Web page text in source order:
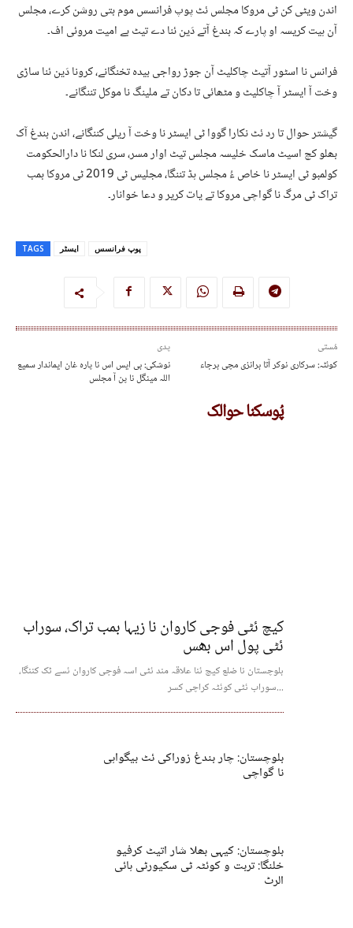
اندن ویٹی کن ٹی مروکا مجلس ئٹ پوپ فرانسس موم بتی روشن کرے، مجلس
آن ہیت کریسہ او پارے کہ بندغ آتے دَین ئنا دے تیٹ بے امیت مروئی اف۔
فرانس نا اسٹور آتیٹ چاکلیٹ آن جوڑ رواجی بیدہ تخنگانے، کرونا دَین ئنا ساڑی
وخت آ ایسٹر آ چاکلیٹ و مٹھائی تا دکان تے ملینگ نا موکل تننگانے۔
گیشتر حوال تا رد ئٹ نکارا گووا ٹی ایسٹر نا وخت آ ریلی کننگانے، اندن بندغ آک
بھلو کچ اسیٹ ماسک خلیسہ مجلس تیٹ اوار مسر، سری لنکا نا دارالحکومت
کولمبو ٹی ایسٹر نا خاص ءُ مجلس ہڈ تننگا، مجلیس ٹی 2019 ٹی مروکا بمب
تراک ٹی مرگ نا گواچی مروکا تے یات کریر و دعا خوانار۔
TAGS ایسٹر پوپ فرانسس
پدی
نوشکی: بی ایس اس نا پارہ غان ایماندار سمیع
اللہ مینگل نا پن آ مجلس
مُستی
کوئٹہ: سرکاری نوکر آتا برانزی مچی برجاء
پُوسکنا حوالک
کیچ ئٹی فوجی کاروان نا زیہا بمب تراک، سوراب
ئٹی پول اس بھس
بلوچستان نا ضلع کیچ ئنا علاقہ مند ئٹی اسہ فوجی کاروان ئسے ٹک کننگا،
سوراب ئٹی کوئٹہ کراچی کسر...
بلوچستان: چار بندغ زوراکی ئٹ بیگواہی
نا گواچی
بلوچستان: کیہی بھلا شار اتیٹ کرفیو
خلنگا: تربت و کوئٹہ ٹی سکیورٹی ہائی
الرٹ